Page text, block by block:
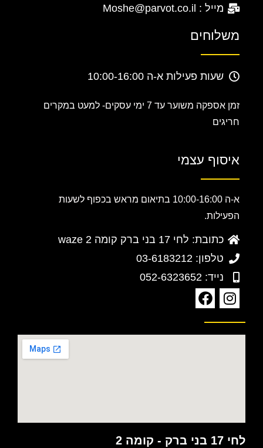
מייל : Moshe@parvot.co.il
משלוחים
שעות פעילות א-ה 10:00-16:00
זמן אספקה משוער עד 7 ימי עסקים-
למעט במקרים
חריגים
איסוף עצמי
א-ה 10:00-16:00 בתיאום מראש בכפוף לשעות
הפעילות.
כתובת: לחי 17 בני ברק קומה 2 waze
טלפון: 03-6183212
נייד: 052-6323652
לחי 17 בני ברק - קומה 2